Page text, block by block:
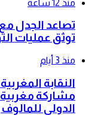
منذ 12 ساعة
تصاعد الجدل
توثق عمليات
منذ 3 أيام
النقابة
مشاركة
الدولي